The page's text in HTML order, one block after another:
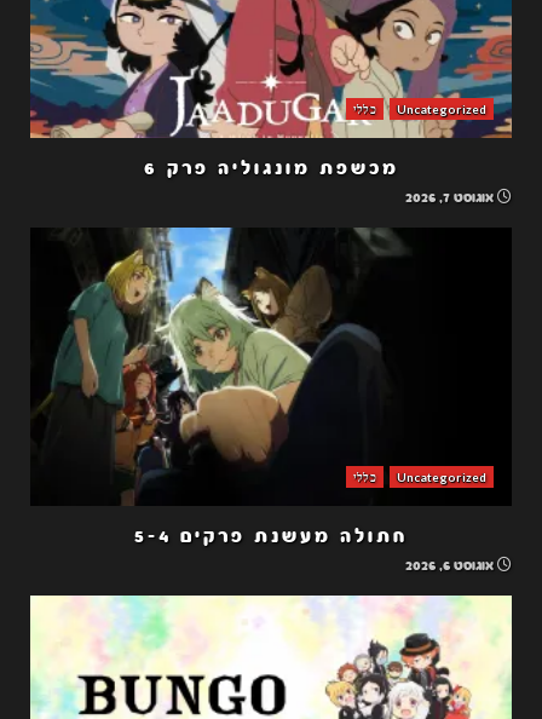
Uncategorized כללי
מכשפת מונגוליה פרק 6
אוגוסט 7, 2026
Uncategorized כללי
חתולה מעשנת פרקים 5-4
אוגוסט 6, 2026